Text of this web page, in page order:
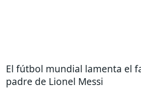
El fútbol mundial lamenta el
padre de Lionel Messi